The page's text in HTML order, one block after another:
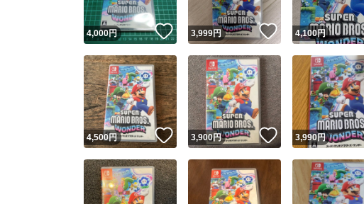
4,000円 いいね！
3,999円 いいね！
4,100円
4,500円 いいね！
3,900円 いいね！
3,990円